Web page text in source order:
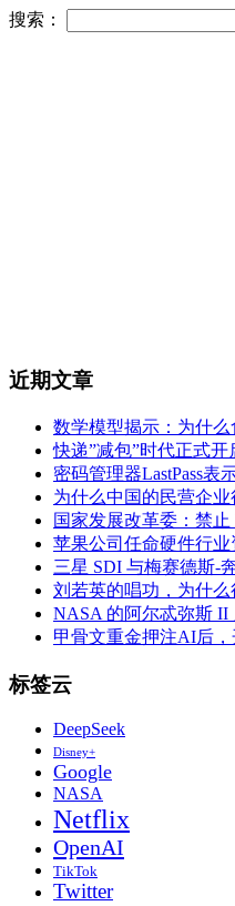
搜索：
近期文章
数学模型揭示：为什
快递”减包”时代正式开
密码管理器LastPass
为什么中国的民营企业
国家发展改革委：禁止
苹果公司任命硬件行业
三星 SDI 与梅赛德斯-
刘若英的唱功，为什么
NASA 的阿尔忒弥斯 II
甲骨文重金押注AI后，
标签云
DeepSeek
Disney+
Google
NASA
Netflix
OpenAI
TikTok
Twitter